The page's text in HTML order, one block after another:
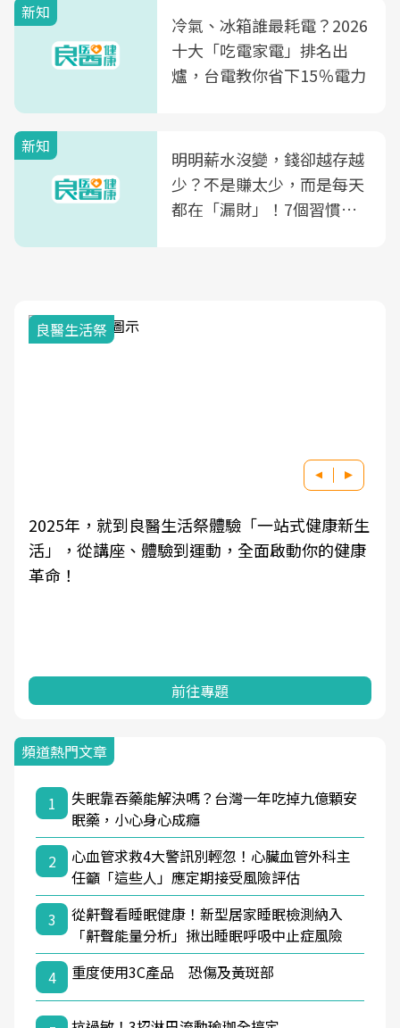
光田醫院建構360度女性健
康照護生態圈
新知
冷氣、冰箱誰最耗電？2026
十大「吃電家電」排名出
爐，台電教你省下15％電力
新知
明明薪水沒變，錢卻越存越
少？不是賺太少，而是每天
都在「漏財」！7個習慣一
我與健康韌性的距離
良醫健康網從「換季的身體變化」出發，透過醫
學觀點與日常感受的對話，建立對亞健康的認
知，進而引導實際的改善行動。
前往專題
頻道熱門文章
1
失眠靠吞藥能解決嗎？台灣一年吃掉九億顆安
眠藥，小心身心成癮
2
心血管求救4大警訊別輕忽！心臟血管外科主
任籲「這些人」應定期接受風險評估
3
從鼾聲看睡眠健康！新型居家睡眠檢測納入
「鼾聲能量分析」揪出睡眠呼吸中止症風險
4
重度使用3C產品 恐傷及黃斑部